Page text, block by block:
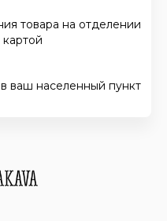
товара на отделении
ваш населенный пункт